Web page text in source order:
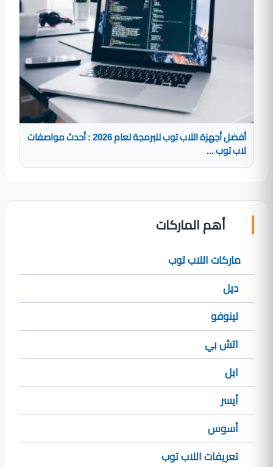
أفضل أجهزة اللاب توب للبرمجة لعام 2026 : أحدث مواصفات
لاب توب ...
أهم الماركات
ماركات اللاب توب
ديل
لينوفو
اتش بي
ابل
أيسر
أسوس
تعريفات اللاب توب